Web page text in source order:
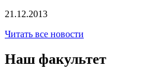
21.12.2013
Читать все новости
Наш факультет